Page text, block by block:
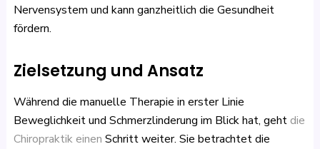
Nervensystem und kann ganzheitlich die Gesundheit
fördern.
Zielsetzung und Ansatz
Während die manuelle Therapie in erster Linie
Beweglichkeit und Schmerzlinderung im Blick hat, gehtdie
Chiropraktik einen Schritt weiter. Sie betrachtet die